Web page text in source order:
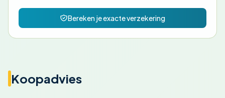
Bereken je exacte verzekering
Koopadvies